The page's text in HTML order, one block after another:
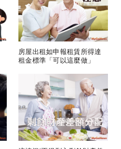
房屋出租如申報租賃所得達
租金標準「可以這麼做」